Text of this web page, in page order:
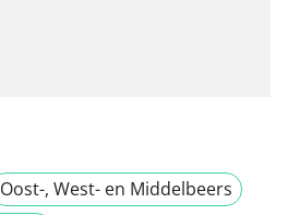
Oost-, West- en Middelbeers